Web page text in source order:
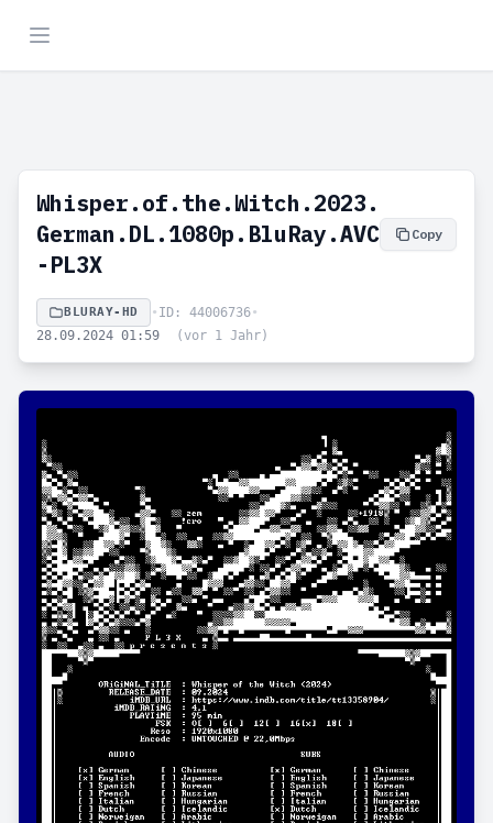
Whisper.of.the.Witch.2023.
German.DL.1080p.BluRay.AVC
-PL3X
Copy
BLURAY-HD • ID: 44006736•
28.09.2024 01:59
(vor 1 Jahr)